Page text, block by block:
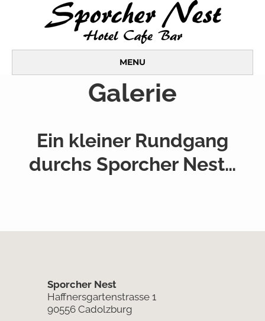
MENU
Galerie
Ein kleiner Rundgang
durchs Sporcher Nest…
Sporcher Nest
Haffnersgartenstrasse 1
90556 Cadolzburg